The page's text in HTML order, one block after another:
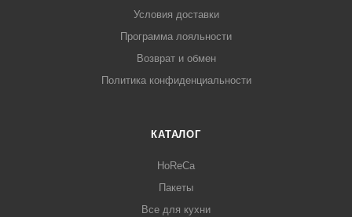
Условия доставки
Программа лояльности
Возврат и обмен
Политика конфиденциальности
КАТАЛОГ
HoReCa
Пакеты
Все для кухни